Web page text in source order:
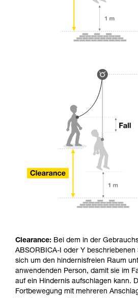
noch andere Techniken, die
Clearance: Bei dem in der
ABSORBICA-I oder Y
sich um den hindernisfreien Raum
anwendenden Person, damit sie im
auf ein Hindernis aufschlagen kann.
Fortbewegung mit mehreren